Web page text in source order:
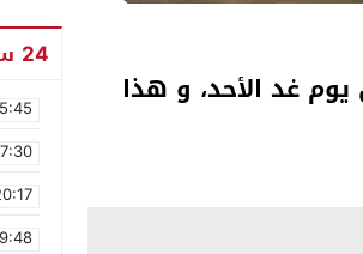
يوم غد الأحد، و هذا
24 ساعة